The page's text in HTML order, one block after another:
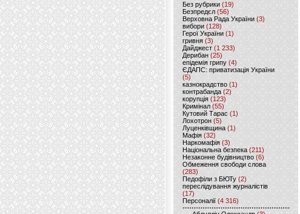
Без рубрики (19)
Безпредєл(56)
Верховна Рада України (3)
вибори(128)
Герої України(1)
гривня (3)
Дайджест (1 233)
Дерибан (25)
епідемія грипу (4)
ЄДАПС: приватизація України
(5)
казнокрадство (1)
контрабанда (2)
корупція (123)
Кримінал (55)
Кутовий Тарас (1)
Лохотрон(5)
Луценківщина (1)
Мафія (32)
Наркомафія (3)
Національна безпека (211)
Незаконне будівництво(6)
Обмеження свободи слова
(283)
Педофіли з БЮТу (2)
переслідування журналістів
(17)
Персоналії (4 316)